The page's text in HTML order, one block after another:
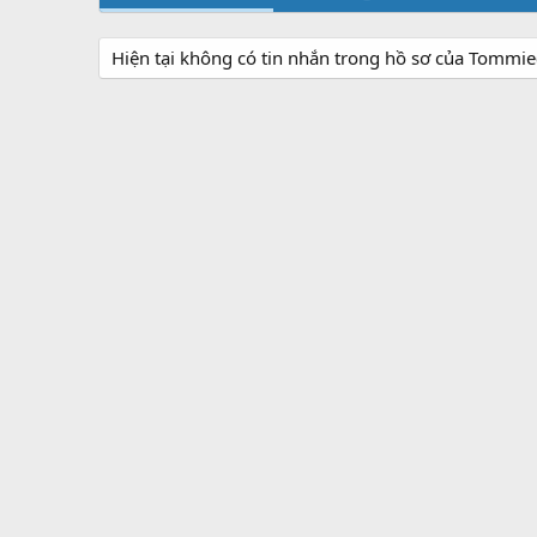
Hiện tại không có tin nhắn trong hồ sơ của